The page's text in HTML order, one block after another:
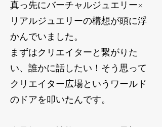
真っ先にバーチャルジュエリー×
リアルジュエリーの構想が頭に浮
かんでいました。
まずはクリエイターと繋がりた
い、誰かに話したい！そう思って
クリエイター広場というワールド
のドアを叩いたんです。